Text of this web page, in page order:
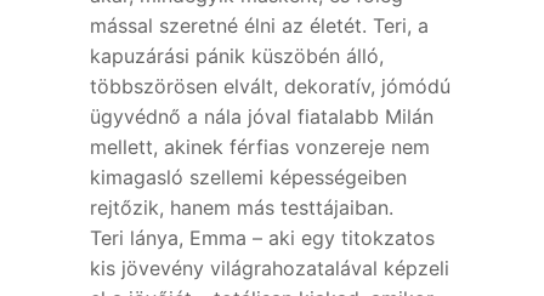
mással szeretné élni az életét. Teri, a
kapuzárási pánik küszöbén álló,
többszörösen elvált, dekoratív, jómódú
ügyvédnő a nála jóval fiatalabb Milán
mellett, akinek férfias vonzereje nem
kimagasló szellemi képességeiben
rejtőzik, hanem más testtájaiban.
Teri lánya, Emma – aki egy titokzatos
kis jövevény világrahozatalával képzeli